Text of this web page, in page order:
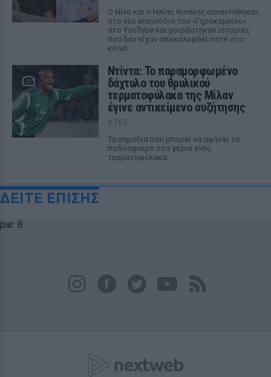
Ο Νίνο και ο Ηλίας Ψινάκης συναντήθηκαν
στο νέο επεισόδιο του «Γηροκομείου»
στο YouTube και μοιράστηκαν ιστορίες
που δεν είχαν αποκαλυφθεί ποτέ στο
κοινό.
Ντίντα: Το παραμορφωμένο
δάχτυλο του θρυλικού
τερματοφύλακα της Μίλαν
έγινε αντικείμενο συζήτησης
ΧΤΕΣ
Τα σημάδια που μπορεί να αφήσει το
ποδόσφαιρο στα χέρια ενός
τερματοφύλακα
ΔΕΙΤΕ ΕΠΙΣΗΣ
par: 8